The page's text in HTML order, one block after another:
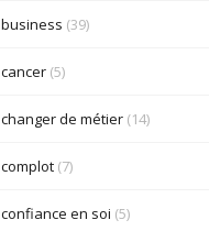
business (39)
cancer(5)
changer de métier(14)
complot(7)
confiance en soi (5)